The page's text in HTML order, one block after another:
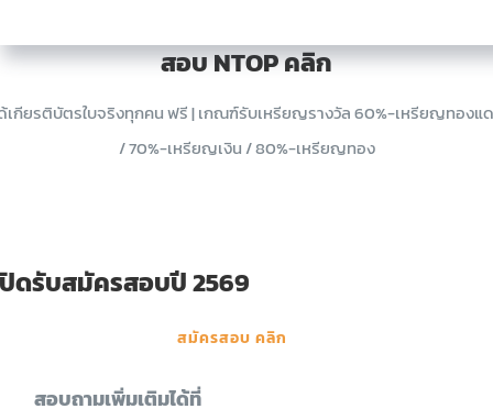
สอบ NTOP คลิก
เกียรติบัตรใบจริงทุกคน ฟรี | เกณฑ์รับเหรียญรางวัล 60%-เหรียญทองแ
/ 70%-เหรียญเงิน / 80%-เหรียญทอง
ดรับสมัครสอบปี 2569
สมัครสอบ คลิก
สอบถามเพิ่มเติมได้ที่